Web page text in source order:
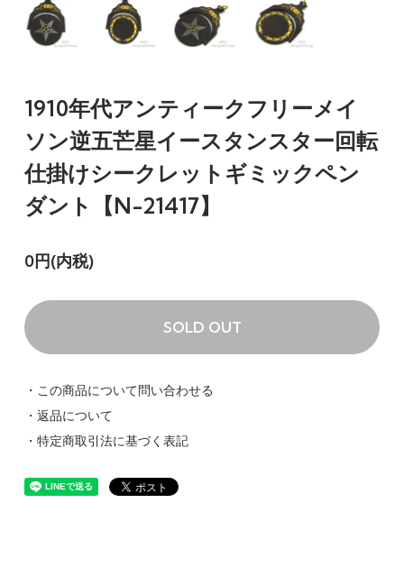
1910年代アンティークフリーメイ
ソン逆五芒星イースタンスター回転
仕掛けシークレットギミックペン
ダント【N-21417】
0円(内税)
SOLD OUT
・この商品について問い合わせる
・返品について
・特定商取引法に基づく表記